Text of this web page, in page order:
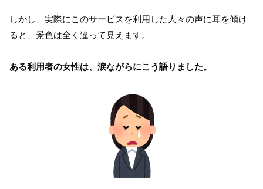
しかし、実際にこのサービスを利用した人々の声に耳を傾け
ると、景色は全く違って見えます。
ある利用者の女性は、涙ながらにこう語りました。